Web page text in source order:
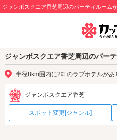
ジャンボスクエア香芝周辺のパーティルーム
ジャンボスクエア香芝周辺のパー
半径8km圏内に2軒のラブホテルがあ
ジャンボスクエア香芝
スポット変更[ジャンル]